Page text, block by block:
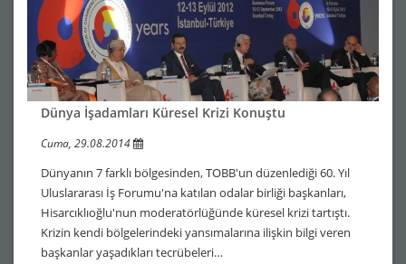
Dünya İşadamları Küresel Krizi Konuştu
Cuma, 29.08.2014
Dünyanın 7 farklı bölgesinden, TOBB'un düzenlediği 60. Yıl
Uluslararası İş Forumu'na katılan odalar birliği başkanları,
Hisarcıklıoğlu'nun moderatörlüğünde küresel krizi tartıştı.
Krizin kendi bölgelerindeki yansımalarına ilişkin bilgi veren
başkanlar yaşadıkları tecrübeleri…